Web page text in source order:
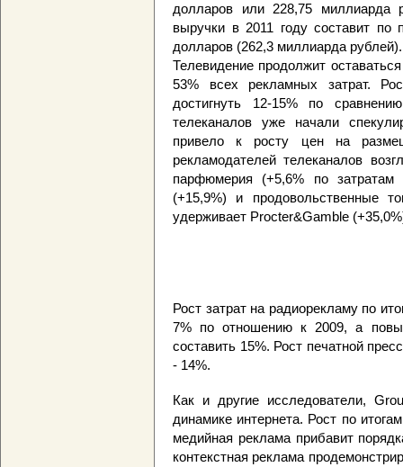
долларов или 228,75 миллиарда
выручки в 2011 году составит по
долларов (262,3 миллиарда рублей).
Телевидение продолжит
53% всех рекламных затрат.
достигнуть 12-15% по
телеканалов уже начали
привело к росту цен на
рекламодателей телеканалов
парфюмерия (+5,6% по
(+15,9%) и продовольственные
удерживает Procter&Gamble
Рост затрат на радиорекламу по
7% по отношению к 2009, а
составить 15%. Рост печатной
- 14%.
Как и другие исследователи,
динамике интернета. Рост по
медийная реклама прибавит
контекстная реклама